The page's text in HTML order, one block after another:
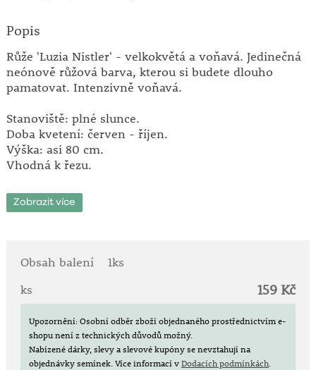
Popis
Růže 'Luzia Nistler' - velkokvětá a voňavá. Jedinečná
neónově růžová barva, kterou si budete dlouho
pamatovat. Intenzivně voňavá.
Stanoviště: plné slunce.
Doba kvetení: červen - říjen.
Výška: asi 80 cm.
Vhodná k řezu.
Tip: Nikdy nesázejte růže po růžích, protože půda je
po nich unavená. Chcete-li nahradit staré růže
hodin do vody. Vysazujte je tak, aby místo očkování
Zobrazit více
Obsah balení
1ks
ks
159 Kč
Upozornění: Osobní odběr zboží objednaného prostřednictvím e-
shopu není z technických důvodů možný.
Nabízené dárky, slevy a slevové kupóny se nevztahují na
objednávky semínek.Více informací vDodacích podmínkách.